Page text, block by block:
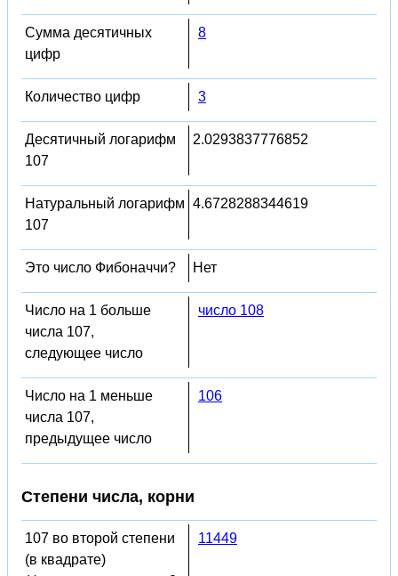
Сумма десятичных
цифр
8
Количество цифр 3
Десятичный логарифм
107
2.0293837776852
Натуральный логарифм
107
4.6728288344619
Это число Фибоначчи? Нет
Число на 1 больше
числа 107,
следующее число
число 108
Число на 1 меньше
числа 107,
предыдущее число
106
Степени числа, корни
107 во второй степени
(в квадрате)
11449